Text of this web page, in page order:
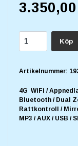
Köp
Artikelnummer:
4G WiFi /
Bluetooth / Dual
Rattkontroll /
MP3 / AUX / USB /